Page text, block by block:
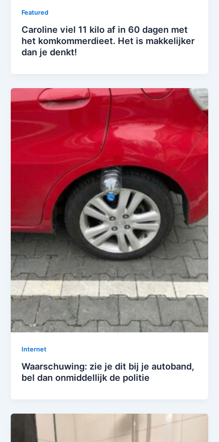
Featured
Caroline viel 11 kilo af in 60 dagen met
het komkommerdieet. Het is makkelijker
dan je denkt!
Internet
Waarschuwing: zie je dit bij je autoband,
bel dan onmiddellijk de politie